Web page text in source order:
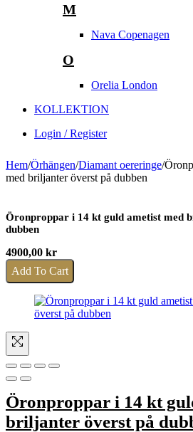
M
Nava Copenagen
O
Orelia London
KOLLEKTION
Login / Register
Hem/Örhängen/Diamant oereringe/
med briljanter överst på dubben
Öronproppar i 14 kt guld ametist med
dubben
4900,00 kr
Add To Cart
Öronproppar i 14 kt
briljanter överst på